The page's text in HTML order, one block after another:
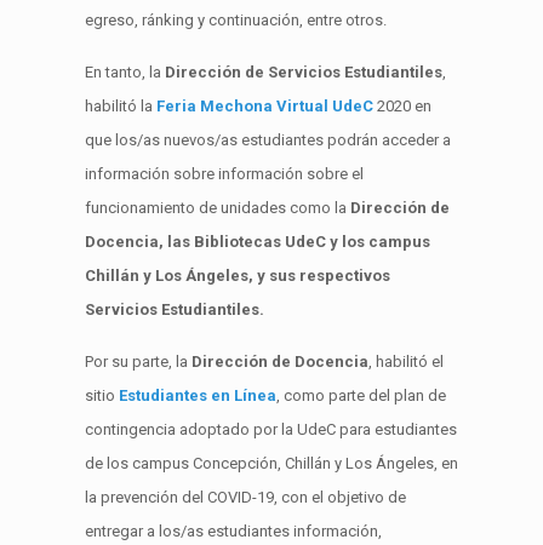
egreso, ránking y continuación, entre otros.
En tanto, la Dirección de Servicios Estudiantiles,
habilitó la Feria Mechona Virtual UdeC2020 en
que los/as nuevos/as estudiantes podrán acceder a
información sobre información sobre el
funcionamiento de unidades como la Dirección de
Docencia, las Bibliotecas UdeC y los campus
Chillán y Los Ángeles, y sus respectivos
Servicios Estudiantiles.
Por su parte, la Dirección de Docencia, habilitó el
sitio Estudiantes en Línea, como parte del plan de
contingencia adoptado por la UdeC para estudiantes
de los campus Concepción, Chillán y Los Ángeles, en
la prevención del COVID-19, con el objetivo de
entregar a los/as estudiantes información,